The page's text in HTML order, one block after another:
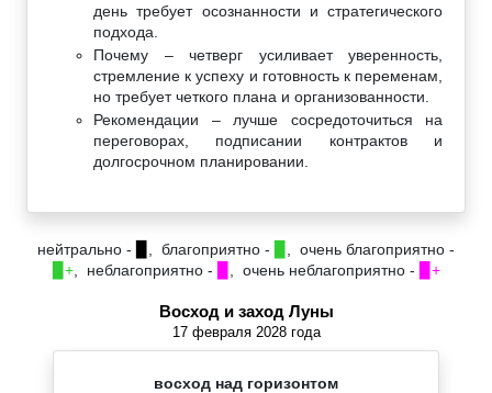
день требует осознанности и стратегического
подхода.
Почему – четверг усиливает уверенность,
стремление к успеху и готовность к переменам,
но требует четкого плана и организованности.
Рекомендации – лучше сосредоточиться на
переговорах, подписании контрактов и
долгосрочном планировании.
нейтрально - , благоприятно -
, очень благоприятно -
▉+, неблагоприятно - , очень неблагоприятно - ▉+
Восход и заход Луны
17 февраля 2028 года
восход над горизонтом